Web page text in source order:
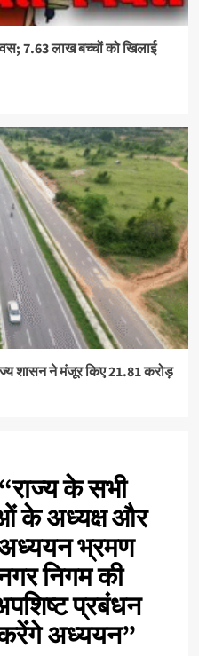
7.63 लाख बच्चों को खिलाई
शासन ने मंजूर किए 21.81 करोड़
राज्य के सभी
के अध्यक्ष और
भ्रमण
निगम की
प्रबंधन
अध्ययन”